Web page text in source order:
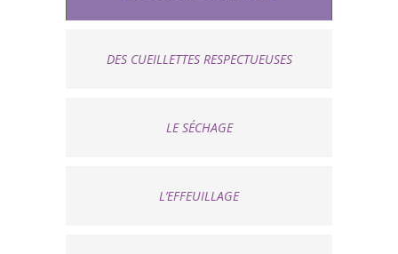
DES CUEILLETTES RESPECTUEUSES
LE SÉCHAGE
L’EFFEUILLAGE